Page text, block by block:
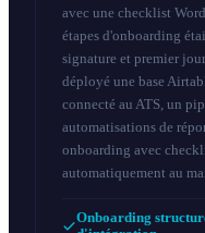
avec une checklist
étapes d'onboarding
signature et premier
déployé une base
connecté au ATS, un
automatisations de
onboarding avec
automatiquement au
Onboarding